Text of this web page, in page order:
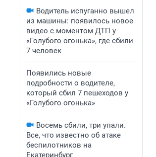
Водитель испуганно вышел
из машины: появилось новое
видео с моментом ДТП у
«Голубого огонька», где сбили
7 человек
Появились новые
подробности о водителе,
который сбил 7 пешеходов у
«Голубого огонька»
Восемь сбили, три упали.
Все, что известно об атаке
беспилотников на
Екатеринбург